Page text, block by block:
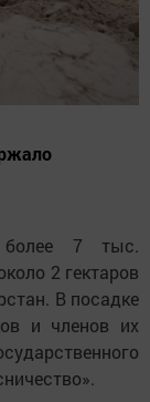
более 7 тыс.
2 гектаров
В посадке
и членов их